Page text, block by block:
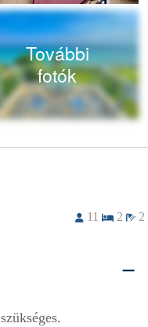
További
fotók
11 2 2